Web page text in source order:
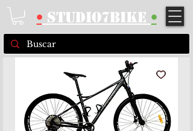
•STUDIO7BIKE •